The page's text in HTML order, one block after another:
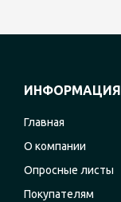
ИНФОРМАЦИЯ
Главная
О компании
Опросные листы
Покупателям